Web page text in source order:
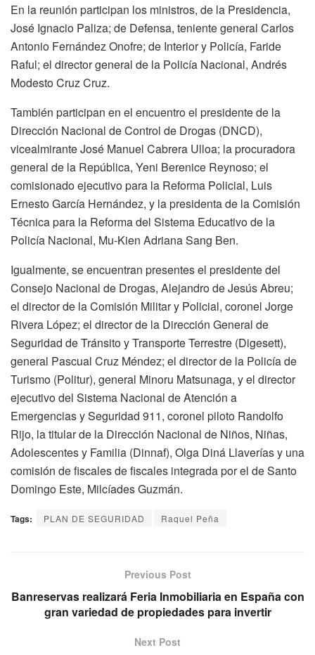
En la reunión participan los ministros, de la Presidencia,
José Ignacio Paliza; de Defensa, teniente general Carlos
Antonio Fernández Onofre; de Interior y Policía, Faride
Raful; el director general de la Policía Nacional, Andrés
Modesto Cruz Cruz.
También participan en el encuentro el presidente de la
Dirección Nacional de Control de Drogas (DNCD),
vicealmirante José Manuel Cabrera Ulloa; la procuradora
general de la República, Yeni Berenice Reynoso; el
comisionado ejecutivo para la Reforma Policial, Luis
Ernesto García Hernández, y la presidenta de la Comisión
Técnica para la Reforma del Sistema Educativo de la
Policía Nacional, Mu-Kien Adriana Sang Ben.
Igualmente, se encuentran presentes el presidente del
Consejo Nacional de Drogas, Alejandro de Jesús Abreu;
el director de la Comisión Militar y Policial, coronel Jorge
Rivera López; el director de la Dirección General de
Seguridad de Tránsito y Transporte Terrestre (Digesett),
general Pascual Cruz Méndez; el director de la Policía de
Turismo (Politur), general Minoru Matsunaga, y el director
ejecutivo del Sistema Nacional de Atención a
Emergencias y Seguridad 911, coronel piloto Randolfo
Rijo, la titular de la Dirección Nacional de Niños, Niñas,
Adolescentes y Familia (Dinnaf), Olga Diná Llaverías y una
comisión de fiscales de fiscales integrada por el de Santo
Domingo Este, Milcíades Guzmán.
Tags: PLAN DE SEGURIDAD Raquel Peña
Previous Post
Banreservas realizará Feria Inmobiliaria en España con
gran variedad de propiedades para invertir
Next Post